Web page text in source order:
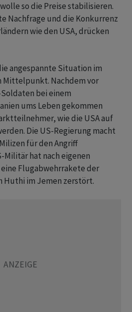
so die Preise stabilisieren.
Nachfrage und die Konkurrenz
wie den USA, drücken
angespannte Situation im
Mittelpunkt. Nachdem vor
bei einem
ums Leben gekommen
wie die USA auf
Die US-Regierung macht
für den Angriff
Militär hat nach eigenen
Flugabwehrrakete der
im Jemen zerstört.